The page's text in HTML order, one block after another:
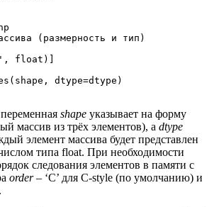
(размерность и тип)
float)]
dtype=dtype)
shape указывает на форму
массив из трёх элементов), а dtype
элемент массива будет представлен
типа float. При необходимости
следования элементов в памяти с
order– ‘C’ для C-style (по умолчанию) и